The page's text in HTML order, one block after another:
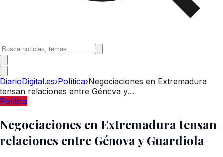
DiarioDigital.es›Política›Negociaciones en Extremadura
tensan relaciones entre Génova y…
Política
Negociaciones en Extremadura tensan
relaciones entre Génova y Guardiola